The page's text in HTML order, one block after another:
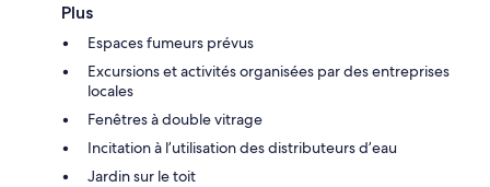
Plus
Espaces fumeurs prévus
Excursions et activités organisées par des entreprises
locales
Fenêtres à double vitrage
Incitation à l’utilisation des distributeurs d’eau
Jardin sur le toit